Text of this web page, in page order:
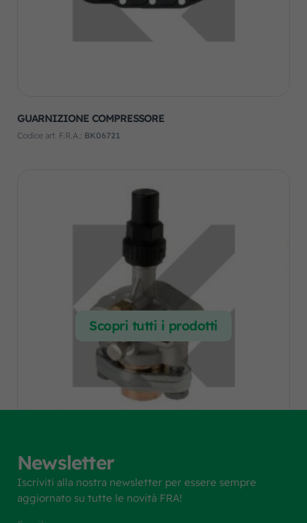
GUARNIZIONE COMPRESSORE
Codice art. F.R.A.: BK06721
RUBINETTO MAND/ASP.C/FLANG.NW25
Codice art. F.R.A.:BK08084
Scopri tutti i prodotti
Newsletter
Iscriviti alla nostra newsletter per essere sempre
aggiornato su tutte le novità FRA!